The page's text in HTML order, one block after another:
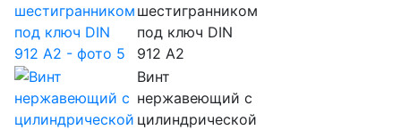
шестигранником
под ключ DIN
912 А2
Винт
нержавеющий с
цилиндрической